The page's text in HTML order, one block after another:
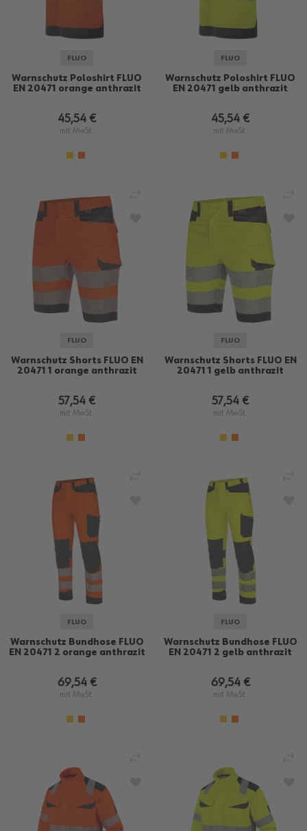
FLUO
Warnschutz Poloshirt FLUO
EN 20471 orange anthrazit
45,54 €
mit MwSt.
FLUO
Warnschutz Poloshirt FLUO
EN 20471 gelb anthrazit
45,54 €
mit MwSt.
FLUO
Warnschutz Shorts FLUO EN
20471 1 orange anthrazit
57,54 €
mit MwSt.
ZUR WUNSCHLISTE HINZUFÜGEN
FLUO
Warnschutz Shorts FLUO EN
20471 1 gelb anthrazit
57,54 €
mit MwSt.
FLUO
Warnschutz Bundhose FLUO
EN 20471 2 orange anthrazit
69,54 €
mit MwSt.
ZUR WUNSCHLISTE HINZUFÜGEN
FLUO
Warnschutz Bundhose FLUO
EN 20471 2 gelb anthrazit
69,54 €
mit MwSt.
ZUR WUNSCHLISTE HINZUFÜGEN